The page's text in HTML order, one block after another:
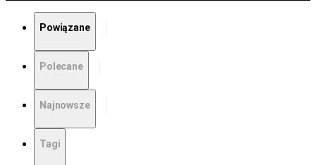
Powiązane
Polecane
Najnowsze
Tagi